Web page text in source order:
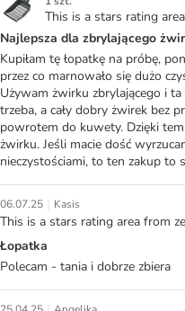
This is a stars rating
Najlepsza dla zbrylającego
Kupiłam tę łopatkę na próbę,
przez co marnowało się dużo
Używam żwirku zbrylającego i
trzeba, a cały dobry żwirek bez
powrotem do kuwety. Dzięki
żwirku. Jeśli macie dość
nieczystościami, to ten zakup to
06.07.25 | Kasis
This is a stars rating area from
Łopatka
Polecam - tania i dobrze zbiera